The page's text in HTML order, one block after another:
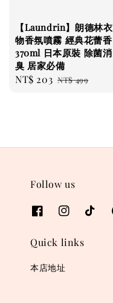
【Laundrin】朗德林衣
物香氛噴霧 經典花蕾香
370ml 日本原裝 除菌消
臭 居家必備
Sale
NT$ 203 Regular
NT$ 499
Follow us
Quick links
本店地址